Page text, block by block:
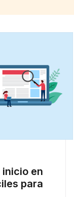
en
para